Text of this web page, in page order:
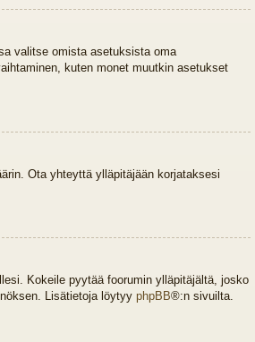
valitse omista asetuksista oma
kuten monet muutkin asetukset
Ota yhteyttä ylläpitäjään korjataksesi
Kokeile pyytää foorumin ylläpitäjältä, josko
Lisätietoja löytyy phpBB®:n sivuilta.